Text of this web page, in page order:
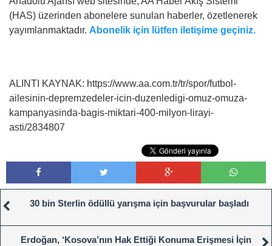
(HAS) üzerinden abonelere sunulan haberler, özetlenerek
yayımlanmaktadır. Abonelik için lütfen iletişime geçiniz.
ALINTI KAYNAK: https://www.aa.com.tr/tr/spor/futbol-
ailesinin-depremzedeler-icin-duzenledigi-omuz-omuza-
kampanyasinda-bagis-miktari-400-milyon-lirayi-
asti/2834807
30 bin Sterlin ödüllü yarışma için başvurular başladı
Erdoğan, ‘Kosova’nın Hak Ettiği Konuma Erişmesi İçin